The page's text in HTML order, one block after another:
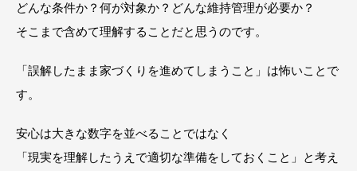
どんな条件か？何が対象か？どんな維持管理が必要か？
そこまで含めて理解することだと思うのです。
「誤解したまま家づくりを進めてしまうこと」は怖いことで
す。
安心は大きな数字を並べることではなく
「現実を理解したうえで適切な準備をしておくこと」と考え